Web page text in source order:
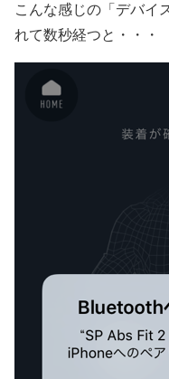
こんな感じの「デバイ
れて数秒経つと・・・